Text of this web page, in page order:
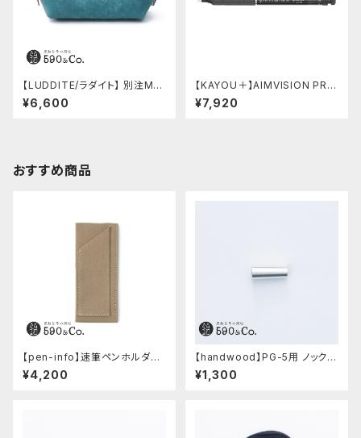
【LUDDITE/ラダイト】 別注MAY
Aレザーボートペンケース (ター
キーブルー)
¥6,600
【KAYOU＋】AIMVISION PR
O/エイムビジョンプロ (メテオブ
ラック)
¥7,920
おすすめ商品
【pen-info】速筆ペンホルダー
A5スナップパッド590&Co.別注
色 (ベージュ)
¥4,200
【handwood】PG-5用 ノック部
カバー (超超ジュラルミン)
¥1,300